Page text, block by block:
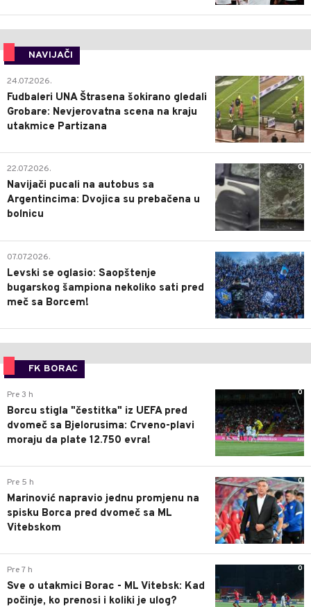
NAVIJAČI
0
24.07.2026.
Fudbaleri UNA Štrasena šokirano gledali
Grobare: Nevjerovatna scena na kraju
utakmice Partizana
0
22.07.2026.
Navijači pucali na autobus sa
Argentincima: Dvojica su prebačena u
bolnicu
1
07.07.2026.
Levski se oglasio: Saopštenje
bugarskog šampiona nekoliko sati pred
meč sa Borcem!
FK BORAC
0
Pre 3 h
Borcu stigla "čestitka" iz UEFA pred
dvomeč sa Bjelorusima: Crveno-plavi
moraju da plate 12.750 evra!
0
Pre 5 h
Marinović napravio jednu promjenu na
spisku Borca pred dvomeč sa ML
Vitebskom
0
Pre 7 h
Sve o utakmici Borac - ML Vitebsk: Kad
počinje, ko prenosi i koliki je ulog?